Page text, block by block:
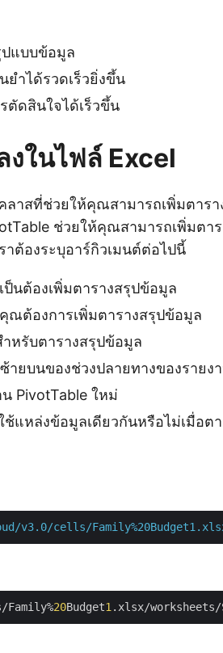
แบบข้อมูล
ยำได้รวดเร็วยิ่งขึ้น
ตัดสินใจได้เร็วขึ้น
งในไฟล์ Excel
ลาสที่ช่วยให้คุณสามารถเพิ่มตารา
ช่วยให้คุณสามารถเพิ่มตา
าต้องระบุอาร์กิวเมนต์ต่อไปนี้
นต้องเพิ่มตารางสรุปข้อมูล
ณต้องการเพิ่มตารางสรุปข้อมูล
หรับตารางสรุปข้อมูล
ยบนของช่วงปลายทางของรายง
PivotTable ใหม่
ช้แหล่งข้อมูลเดียวกันหรือไม่เมื่อต
cells/Family%20Budget1.xlsx/
20Budget1.xlsx/worksheets/